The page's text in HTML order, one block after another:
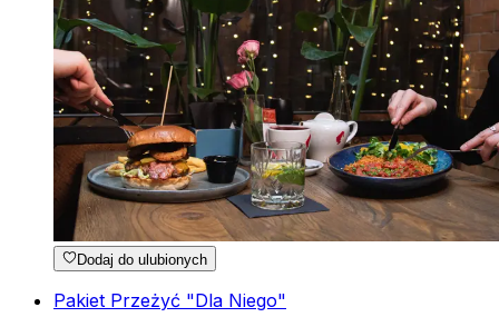
Dodaj do ulubionych
Pakiet Przeżyć "Dla Niego"